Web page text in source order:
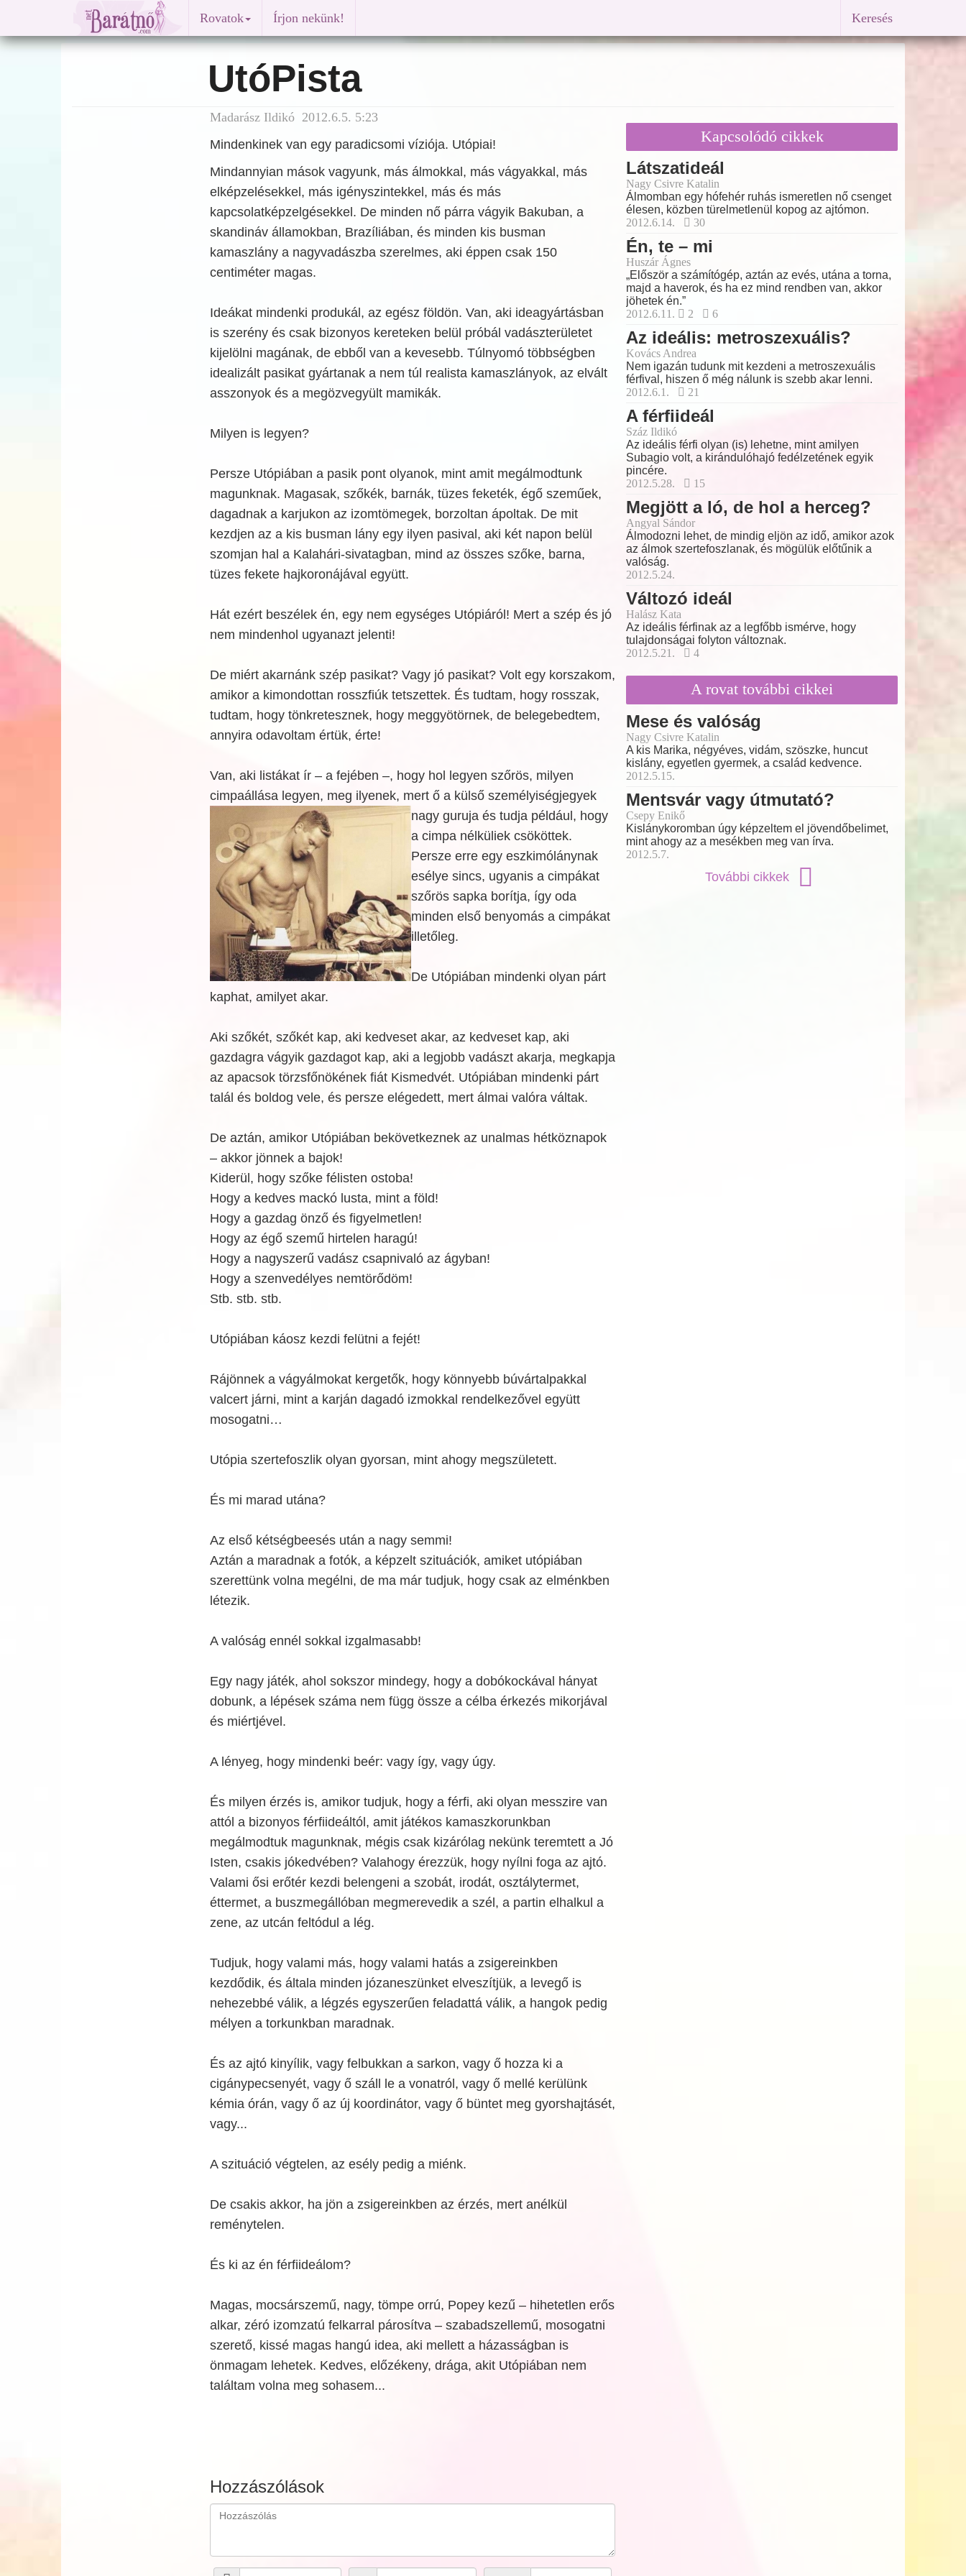
Rovatok Írjon nekünk! Keresés
UtóPista
Madarász Ildikó 2012.6.5. 5:23
Mindenkinek van egy paradicsomi víziója. Utópiai!
Mindannyian mások vagyunk, más álmokkal, más vágyakkal, más
elképzelésekkel, más igényszintekkel, más és más
kapcsolatképzelgésekkel. De minden nő párra vágyik Bakuban, a
skandináv államokban, Brazíliában, és minden kis busman
kamaszlány a nagyvadászba szerelmes, aki éppen csak 150
centiméter magas.
Ideákat mindenki produkál, az egész földön. Van, aki ideagyártásban
is szerény és csak bizonyos kereteken belül próbál vadászterületet
kijelölni magának, de ebből van a kevesebb. Túlnyomó többségben
idealizált pasikat gyártanak a nem túl realista kamaszlányok, az elvált
asszonyok és a megözvegyült mamikák.
Milyen is legyen?
Persze Utópiában a pasik pont olyanok, mint amit megálmodtunk
magunknak. Magasak, szőkék, barnák, tüzes feketék, égő szeműek,
dagadnak a karjukon az izomtömegek, borzoltan ápoltak. De mit
kezdjen az a kis busman lány egy ilyen pasival, aki két napon belül
szomjan hal a Kalahári-sivatagban, mind az összes szőke, barna,
tüzes fekete hajkoronájával együtt.
Hát ezért beszélek én, egy nem egységes Utópiáról! Mert a szép és jó
nem mindenhol ugyanazt jelenti!
De miért akarnánk szép pasikat? Vagy jó pasikat? Volt egy korszakom,
amikor a kimondottan rosszfiúk tetszettek. És tudtam, hogy rosszak,
tudtam, hogy tönkretesznek, hogy meggyötörnek, de belegebedtem,
annyira odavoltam értük, érte!
Van, aki listákat ír – a fejében –, hogy hol legyen szőrös, milyen
cimpaállása legyen, meg ilyenek, mert ő a külső személyiségjegyek
nagy guruja és tudja például, hogy
a cimpa nélküliek csököttek.
Persze erre egy eszkimólánynak
esélye sincs, ugyanis a cimpákat
szőrös sapka borítja, így oda
minden első benyomás a cimpákat
illetőleg.
De Utópiában mindenki olyan párt
kaphat, amilyet akar.
Aki szőkét, szőkét kap, aki kedveset akar, az kedveset kap, aki
gazdagra vágyik gazdagot kap, aki a legjobb vadászt akarja, megkapja
az apacsok törzsfőnökének fiát Kismedvét. Utópiában mindenki párt
talál és boldog vele, és persze elégedett, mert álmai valóra váltak.
De aztán, amikor Utópiában bekövetkeznek az unalmas hétköznapok
– akkor jönnek a bajok!
Kiderül, hogy szőke félisten ostoba!
Hogy a kedves mackó lusta, mint a föld!
Hogy a gazdag önző és figyelmetlen!
Hogy az égő szemű hirtelen haragú!
Hogy a nagyszerű vadász csapnivaló az ágyban!
Hogy a szenvedélyes nemtörődöm!
Stb. stb. stb.
Utópiában káosz kezdi felütni a fejét!
Rájönnek a vágyálmokat kergetők, hogy könnyebb búvártalpakkal
valcert járni, mint a karján dagadó izmokkal rendelkezővel együtt
mosogatni…
Utópia szertefoszlik olyan gyorsan, mint ahogy megszületett.
És mi marad utána?
Az első kétségbeesés után a nagy semmi!
Aztán a maradnak a fotók, a képzelt szituációk, amiket utópiában
szerettünk volna megélni, de ma már tudjuk, hogy csak az elménkben
létezik.
A valóság ennél sokkal izgalmasabb!
Egy nagy játék, ahol sokszor mindegy, hogy a dobókockával hányat
dobunk, a lépések száma nem függ össze a célba érkezés mikorjával
és miértjével.
A lényeg, hogy mindenki beér: vagy így, vagy úgy.
És milyen érzés is, amikor tudjuk, hogy a férfi, aki olyan messzire van
attól a bizonyos férfiideáltól, amit játékos kamaszkorunkban
megálmodtuk magunknak, mégis csak kizárólag nekünk teremtett a Jó
Isten, csakis jókedvében? Valahogy érezzük, hogy nyílni foga az ajtó.
Valami ősi erőtér kezdi belengeni a szobát, irodát, osztálytermet,
éttermet, a buszmegállóban megmerevedik a szél, a partin elhalkul a
zene, az utcán feltódul a lég.
Tudjuk, hogy valami más, hogy valami hatás a zsigereinkben
kezdődik, és általa minden józaneszünket elveszítjük, a levegő is
nehezebbé válik, a légzés egyszerűen feladattá válik, a hangok pedig
mélyen a torkunkban maradnak.
És az ajtó kinyílik, vagy felbukkan a sarkon, vagy ő hozza ki a
cigánypecsenyét, vagy ő száll le a vonatról, vagy ő mellé kerülünk
kémia órán, vagy ő az új koordinátor, vagy ő büntet meg gyorshajtásét,
vagy...
A szituáció végtelen, az esély pedig a miénk.
De csakis akkor, ha jön a zsigereinkben az érzés, mert anélkül
reménytelen.
És ki az én férfiideálom?
Magas, mocsárszemű, nagy, tömpe orrú, Popey kezű – hihetetlen erős
alkar, zéró izomzatú felkarral párosítva – szabadszellemű, mosogatni
szerető, kissé magas hangú idea, aki mellett a házasságban is
önmagam lehetek. Kedves, előzékeny, drága, akit Utópiában nem
találtam volna meg sohasem...
Hozzászólások
Kapcsolódó cikkek
Látszatideál
Nagy Csivre Katalin
Álmomban egy hófehér ruhás ismeretlen nő csenget
élesen, közben türelmetlenül kopog az ajtómon.
2012.6.14.
30
Én, te – mi
Huszár Ágnes
„Először a számítógép, aztán az evés, utána a torna,
majd a haverok, és ha ez mind rendben van, akkor
jöhetek én.”
2012.6.11.
2 6
Az ideális: metroszexuális?
Kovács Andrea
Nem igazán tudunk mit kezdeni a metroszexuális
férfival, hiszen ő még nálunk is szebb akar lenni.
2012.6.1.
21
A férfiideál
Száz Ildikó
Az ideális férfi olyan (is) lehetne, mint amilyen
Subagio volt, a kirándulóhajó fedélzetének egyik
pincére.
2012.5.28.
15
Megjött a ló, de hol a herceg?
Angyal Sándor
Álmodozni lehet, de mindig eljön az idő, amikor azok
az álmok szertefoszlanak, és mögülük előtűnik a
valóság.
2012.5.24.
Változó ideál
Halász Kata
Az ideális férfinak az a legfőbb ismérve, hogy
tulajdonságai folyton változnak.
2012.5.21.
4
A rovat további cikkei
Mese és valóság
Nagy Csivre Katalin
A kis Marika, négyéves, vidám, szöszke, huncut
kislány, egyetlen gyermek, a család kedvence.
2012.5.15.
Mentsvár vagy útmutató?
Csepy Enikő
Kislánykoromban úgy képzeltem el jövendőbelimet,
mint ahogy az a mesékben meg van írva.
2012.5.7.
További cikkek